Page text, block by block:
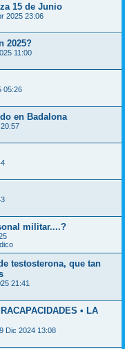
15 de Junio
2025 23:06
2025?
11:00
05:26
en Badalona
militar....?
testosterona, que tan
21:41
• LA
Dic 2024 13:08